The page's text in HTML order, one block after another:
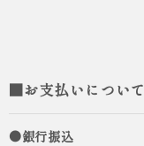
■お支払いについて
●銀行振込